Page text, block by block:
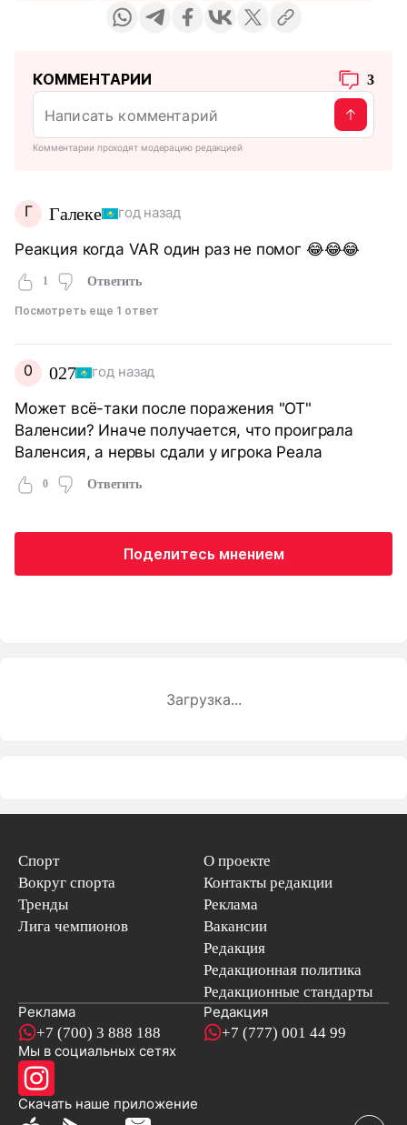
КОММЕНТАРИИ 3
Комментарии проходят модерацию редакцией
Г Галеке год назад
Реакция когда VAR один раз не помог 😂😂😂
1 Ответить
Посмотреть еще 1 ответ
0 027 год назад
Может всё-таки после поражения "ОТ"
Валенсии? Иначе получается, что проиграла
Валенсия, а нервы сдали у игрока Реала
0 Ответить
Поделитесь мнением
Загрузка...
Спорт
Вокруг спорта
Тренды
Лига чемпионов
О проекте
Контакты редакции
Реклама
Вакансии
Редакция
Редакционная политика
Редакционные стандарты
Реклама
+7 (700) 3 888 188
Редакция
+7 (777) 001 44 99
Мы в социальных сетях
Скачать наше приложениеновостей